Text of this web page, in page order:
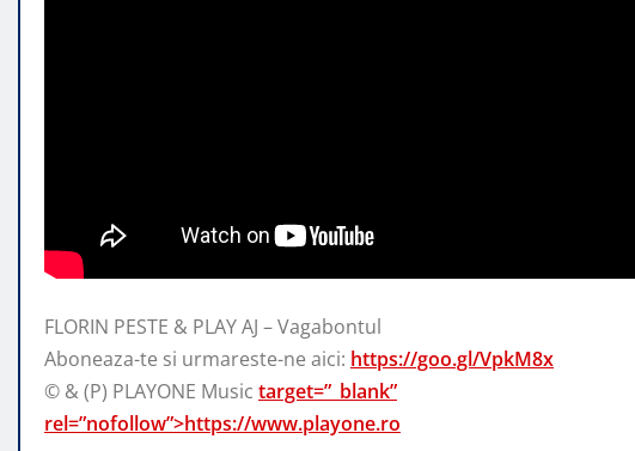
FLORIN PESTE & PLAY AJ – Vagabontul
Aboneaza-te si urmareste-ne aici: https://goo.gl/VpkM8x
© & (P) PLAYONE Music target=”_blank”
rel=”nofollow”>https://www.playone.ro